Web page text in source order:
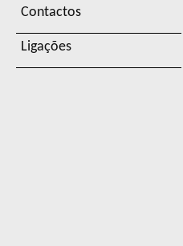
Contactos
Ligações